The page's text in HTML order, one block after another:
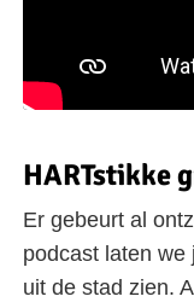
HARTstikke
Er gebeurt al
podcast laten
uit de stad zien.